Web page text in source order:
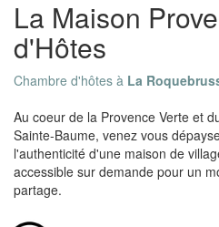
La Maison
d'Hôtes
Chambre d'hôtes à La
Au coeur de la Provence Verte et
Sainte-Baume, venez vous
l'authenticité d'une maison de
accessible sur demande pour un
partage.